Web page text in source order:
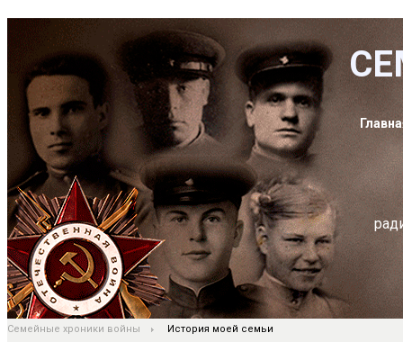
Семейные хроники войны История моей семьи